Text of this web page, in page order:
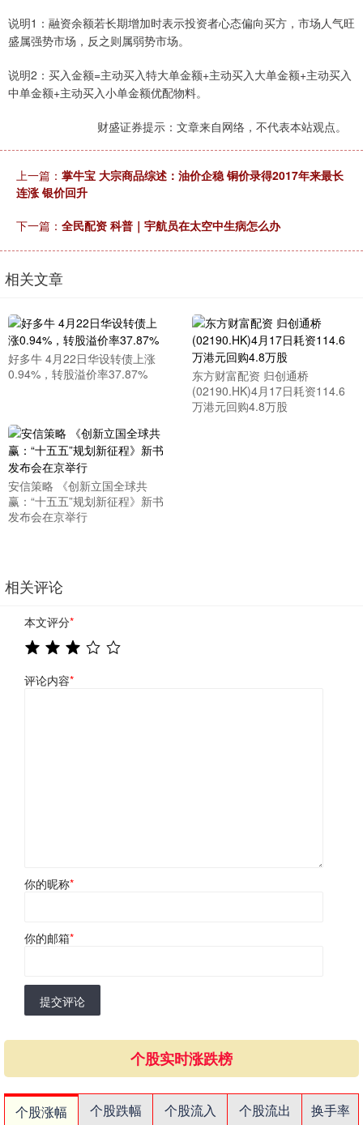
说明1：融资余额若长期增加时表示投资者心态偏向买方，市场人气旺
盛属强势市场，反之则属弱势市场。
说明2：买入金额=主动买入特大单金额+主动买入大单金额+主动买入
中单金额+主动买入小单金额优配物料。
财盛证券提示：文章来自网络，不代表本站观点。
上一篇： 掌牛宝 大宗商品综述：油价企稳 铜价录得2017年来最长
连涨 银价回升
下一篇： 全民配资 科普｜宇航员在太空中生病怎么办
相关文章
好多牛 4月22日华设转债上涨
0.94%，转股溢价率37.87%
东方财富配资 归创通桥
(02190.HK)4月17日耗资114.6
万港元回购4.8万股
安信策略 《创新立国全球共
赢：“十五五”规划新征程》新书
发布会在京举行
相关评论
本文评分*
评论内容*
你的昵称*
你的邮箱*
提交评论
个股实时涨跌榜
个股涨幅 个股跌幅 个股流入 个股流出 换手率